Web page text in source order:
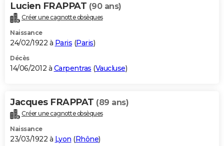
Lucien FRAPPAT (90 ans)
Créer une cagnotte obsèques
Naissance
24/02/1922 à Paris (Paris)
Décès
14/06/2012 à Carpentras (Vaucluse)
Jacques FRAPPAT (89 ans)
Créer une cagnotte obsèques
Naissance
23/03/1922 à Lyon (Rhône)